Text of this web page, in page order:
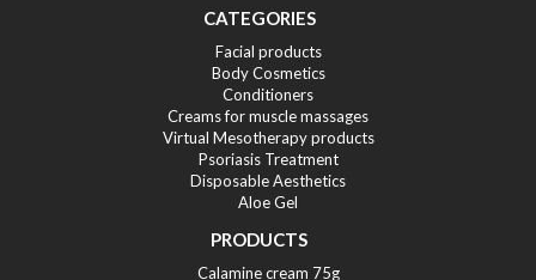
CATEGORIES
Facial products
Body Cosmetics
Conditioners
Creams for muscle massages
Virtual Mesotherapy products
Psoriasis Treatment
Disposable Aesthetics
Aloe Gel
PRODUCTS
Calamine cream 75g